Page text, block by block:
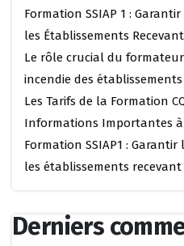
Formation SSIAP 1 :
les Établissements
Le rôle crucial du
incendie des établissements
Les Tarifs de la Formation
Informations Importantes
Formation SSIAP1 :
les établissements
Derniers